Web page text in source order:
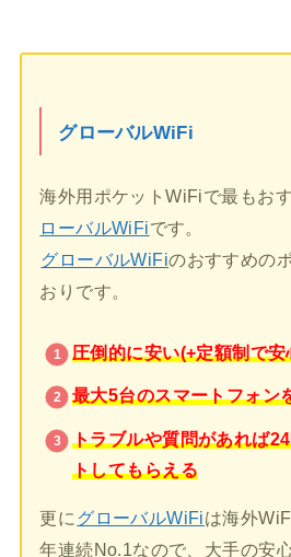
グローバルWiFi
海外用ポケットWiFiで最もお
ローバルWiFiです。
グローバルWiFiのおすすめの
おりです。
圧倒的に安い(+定額制で安
最大5台のスマートフォン
トラブルや質問があれば
トしてもらえる
更に グローバルWiFiは海外
年連続No.1なので、大手の安